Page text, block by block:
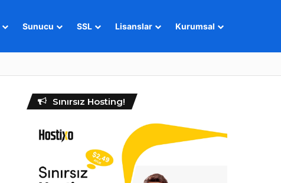
Sunucu SSL Lisanslar Kurumsal
Sınırsız Hosting!